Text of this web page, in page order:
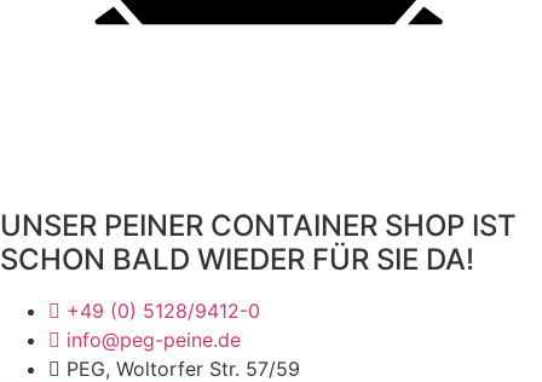
UNSER PEINER CONTAINER SHOP IST
SCHON BALD WIEDER FÜR SIE DA!
+49 (0) 5128/9412-0
info@peg-peine.de
PEG, Woltorfer Str. 57/59